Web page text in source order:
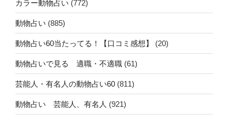
カラー動物占い (772)
動物占い (885)
動物占い60当たってる！【口コミ感想】 (20)
動物占いで見る 適職・不適職 (61)
芸能人・有名人の動物占い60 (811)
動物占い 芸能人、有名人 (921)